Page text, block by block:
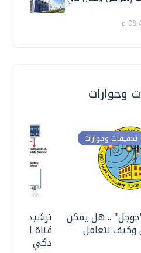
وحوارات
ترشيدا
قناة
ذكي
تحقيقات وحوارات
.. هل يمكن
وكيف نتعامل